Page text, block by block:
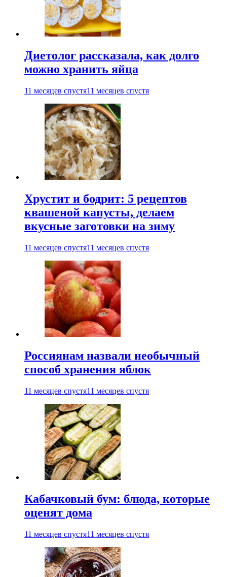
Диетолог рассказала, как долго
можно хранить яйца
11 месяцев спустя11 месяцев спустя
Хрустит и бодрит: 5 рецептов
квашеной капусты, делаем
вкусные заготовки на зиму
11 месяцев спустя11 месяцев спустя
Россиянам назвали необычный
способ хранения яблок
11 месяцев спустя11 месяцев спустя
Кабачковый бум: блюда, которые
оценят дома
11 месяцев спустя11 месяцев спустя